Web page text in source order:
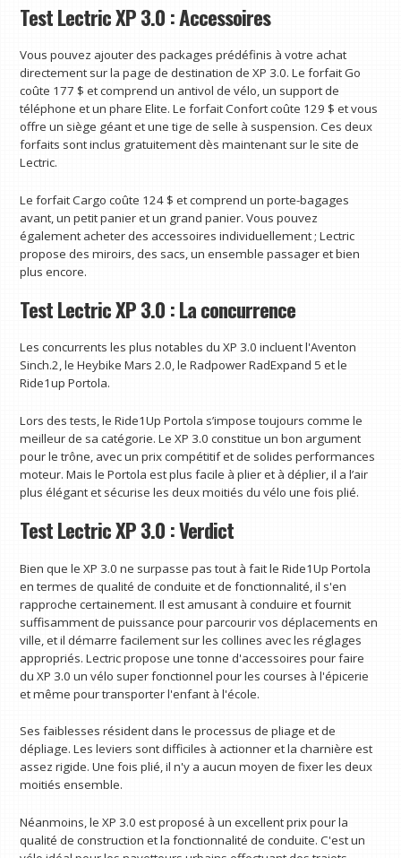
Test Lectric XP 3.0 : Accessoires
Vous pouvez ajouter des packages prédéfinis à votre achat
directement sur la page de destination de XP 3.0. Le forfait Go
coûte 177 $ et comprend un antivol de vélo, un support de
téléphone et un phare Elite. Le forfait Confort coûte 129 $ et vous
offre un siège géant et une tige de selle à suspension. Ces deux
forfaits sont inclus gratuitement dès maintenant sur le site de
Lectric.
Le forfait Cargo coûte 124 $ et comprend un porte-bagages
avant, un petit panier et un grand panier. Vous pouvez
également acheter des accessoires individuellement ; Lectric
propose des miroirs, des sacs, un ensemble passager et bien
plus encore.
Test Lectric XP 3.0 : La concurrence
Les concurrents les plus notables du XP 3.0 incluent l'Aventon
Sinch.2, le Heybike Mars 2.0, le Radpower RadExpand 5 et le
Ride1up Portola.
Lors des tests, le Ride1Up Portola s’impose toujours comme le
meilleur de sa catégorie. Le XP 3.0 constitue un bon argument
pour le trône, avec un prix compétitif et de solides performances
moteur. Mais le Portola est plus facile à plier et à déplier, il a l’air
plus élégant et sécurise les deux moitiés du vélo une fois plié.
Test Lectric XP 3.0 : Verdict
Bien que le XP 3.0 ne surpasse pas tout à fait le Ride1Up Portola
en termes de qualité de conduite et de fonctionnalité, il s'en
rapproche certainement. Il est amusant à conduire et fournit
suffisamment de puissance pour parcourir vos déplacements en
ville, et il démarre facilement sur les collines avec les réglages
appropriés. Lectric propose une tonne d'accessoires pour faire
du XP 3.0 un vélo super fonctionnel pour les courses à l'épicerie
et même pour transporter l'enfant à l'école.
Ses faiblesses résident dans le processus de pliage et de
dépliage. Les leviers sont difficiles à actionner et la charnière est
assez rigide. Une fois plié, il n'y a aucun moyen de fixer les deux
moitiés ensemble.
Néanmoins, le XP 3.0 est proposé à un excellent prix pour la
qualité de construction et la fonctionnalité de conduite. C'est un